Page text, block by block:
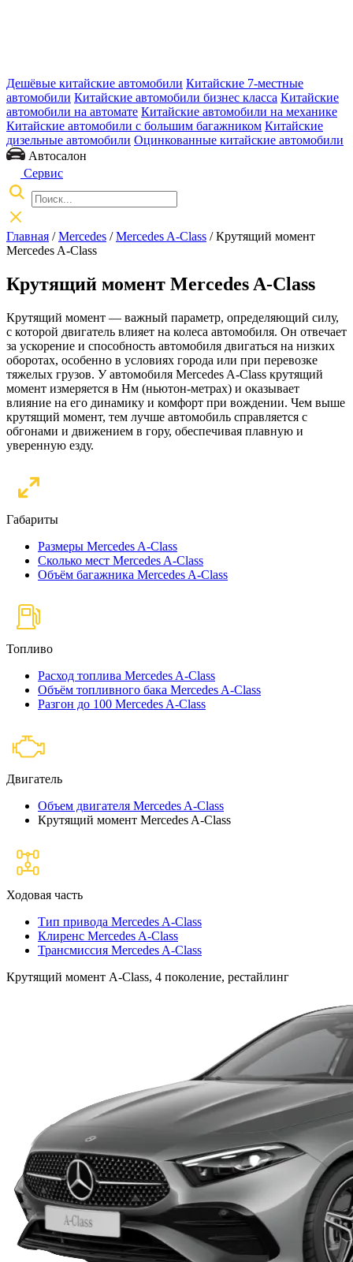
Дешёвые китайские автомобили Китайские 7-местные
автомобили Китайские автомобили бизнес класса Китайские
автомобили на автомате Китайские автомобили на механике
Китайские автомобили с большим багажником Китайские
дизельные автомобили Оцинкованные китайские автомобили
Автосалон
Сервис
Главная /Mercedes /Mercedes A-Class / Крутящий момент
Mercedes A-Class
Крутящий момент Mercedes A-Class
Крутящий момент — важный параметр, определяющий силу,
с которой двигатель влияет на колеса автомобиля. Он отвечает
за ускорение и способность автомобиля двигаться на низких
оборотах, особенно в условиях города или при перевозке
тяжелых грузов. У автомобиля Mercedes A-Class крутящий
момент измеряется в Нм (ньютон-метрах) и оказывает
влияние на его динамику и комфорт при вождении. Чем выше
крутящий момент, тем лучше автомобиль справляется с
обгонами и движением в гору, обеспечивая плавную и
уверенную езду.
Габариты
Размеры Mercedes A-Class
Сколько мест Mercedes A-Class
Объём багажника Mercedes A-Class
Топливо
Расход топлива Mercedes A-Class
Объём топливного бака Mercedes A-Class
Разгон до 100 Mercedes A-Class
Двигатель
Объем двигателя Mercedes A-Class
Крутящий момент Mercedes A-Class
Ходовая часть
Тип привода Mercedes A-Class
Клиренс Mercedes A-Class
Трансмиссия Mercedes A-Class
Крутящий момент A-Class, 4 поколение, рестайлинг